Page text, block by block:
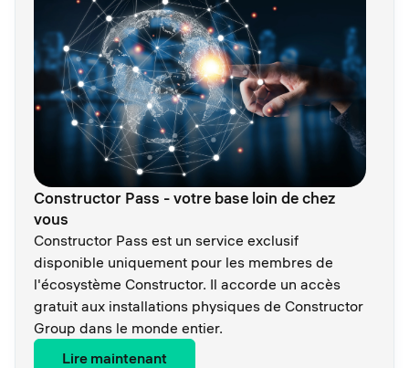
Constructor Pass - votre base loin de chez
vous
Constructor Pass est un service exclusif
disponible uniquement pour les membres de
l'écosystème Constructor. Il accorde un accès
gratuit aux installations physiques de Constructor
Group dans le monde entier.
Lire maintenant